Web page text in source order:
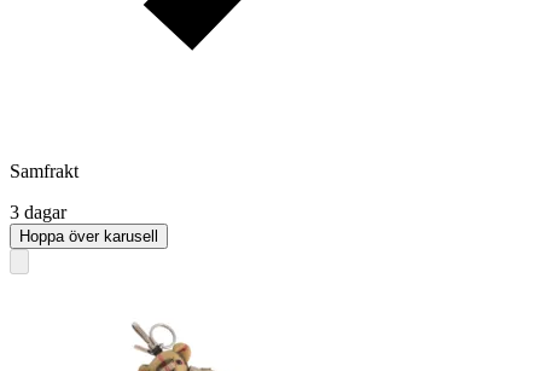
Samfrakt
3 dagar
Hoppa över karusell